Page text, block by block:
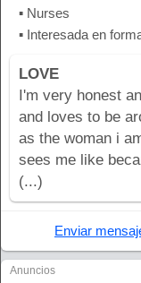
▪ Nurses
▪ Interesada en
LOVE
I'm very honest
and loves to be
as the woman i
sees me like
(...)
Enviar
Anuncios